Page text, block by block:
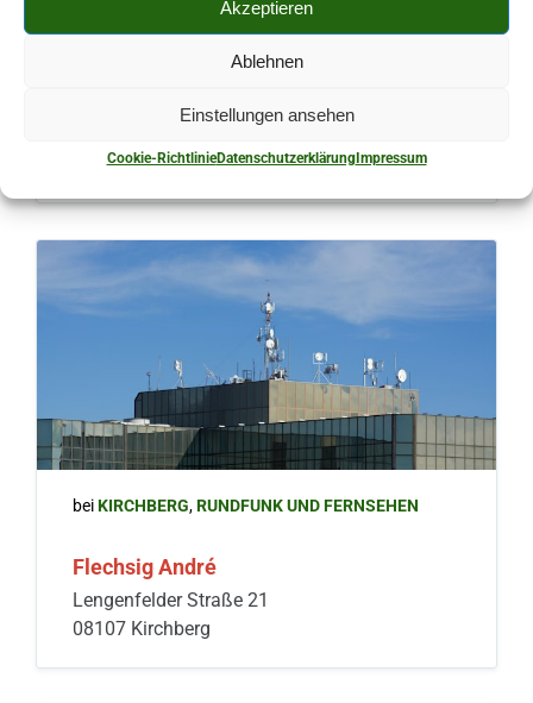
Akzeptieren
Ablehnen
Einstellungen ansehen
Cookie-RichtlinieDatenschutzerklärungImpressum
beiKIRCHBERG,RUNDFUNK UND FERNSEHEN
08107 Kirchberg
beiKIRCHBERG,RUNDFUNK UND FERNSEHEN
Flechsig André
Lengenfelder Straße 21
08107 Kirchberg